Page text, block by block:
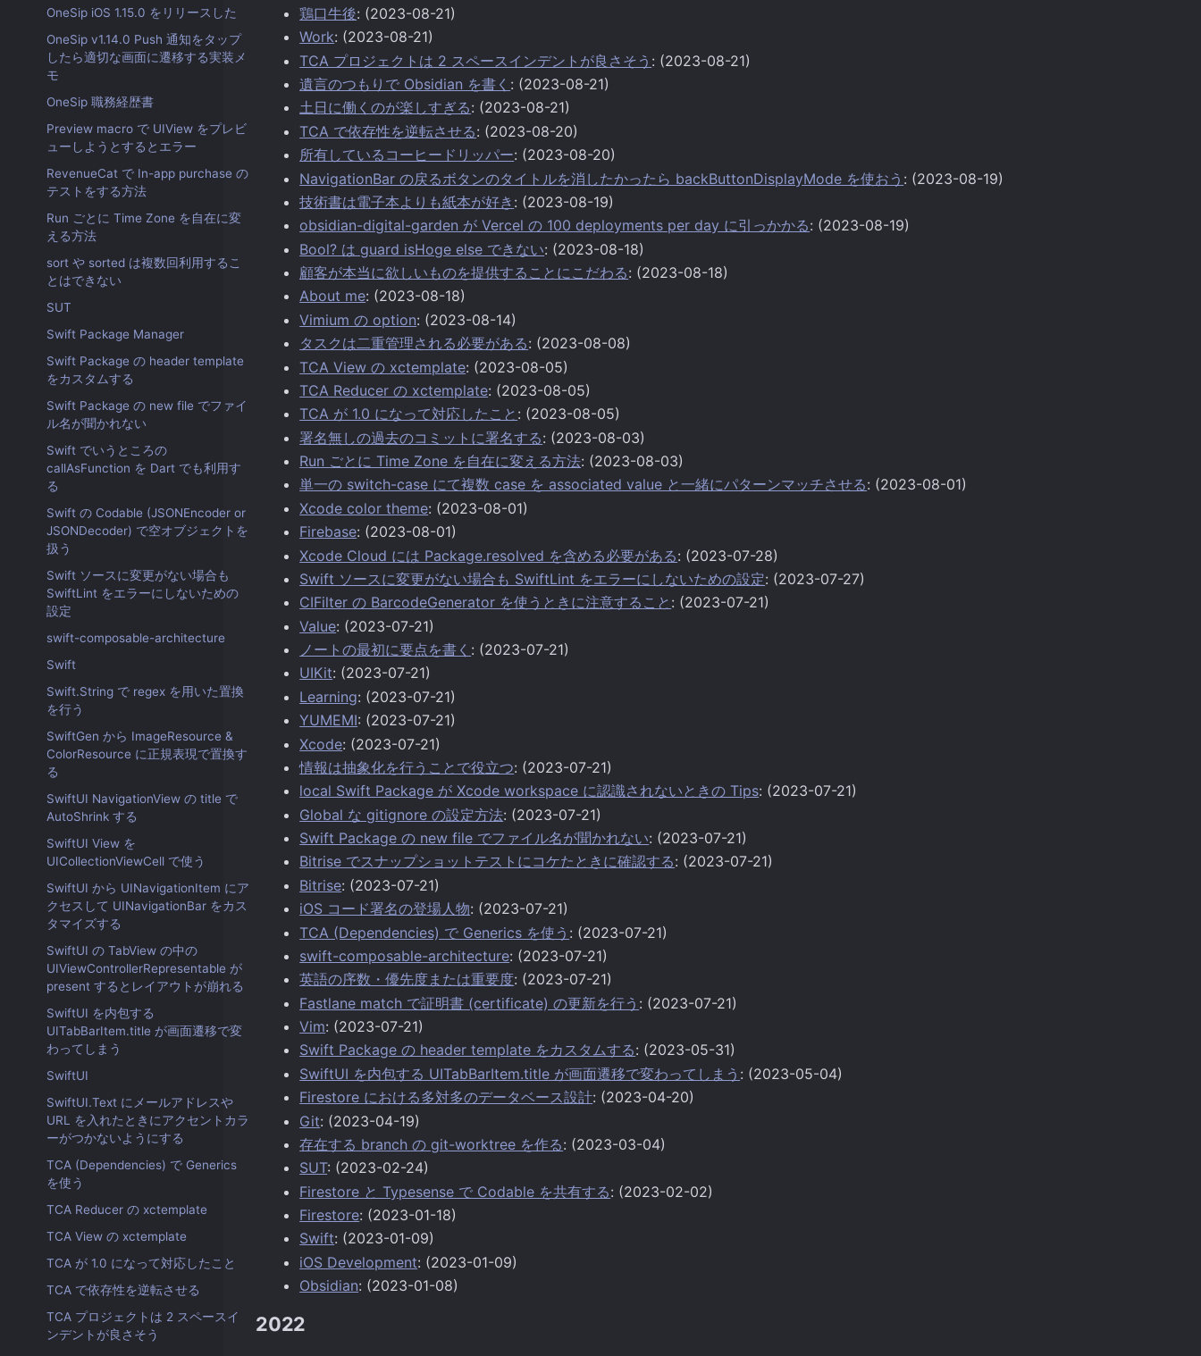
OneSip iOS 1.15.0 をリリースした
OneSip v1.14.0 Push 通知をタップ
したら適切な画面に遷移する実装メ
モ
OneSip 職務経歴書
Preview macro で UIView をプレビ
ューしようとするとエラー
RevenueCat で In-app purchase の
テストをする方法
Run ごとに Time Zone を自在に変
える方法
sort や sorted は複数回利用するこ
とはできない
SUT
Swift Package Manager
Swift Package の header template
をカスタムする
Swift Package の new file でファイ
ル名が聞かれない
Swift でいうところの
callAsFunction を Dart でも利用す
る
Swift の Codable (JSONEncoder or
JSONDecoder) で空オブジェクトを
扱う
Swift ソースに変更がない場合も
SwiftLint をエラーにしないための
設定
swift-composable-architecture
Swift
Swift.String で regex を用いた置換
を行う
SwiftGen から ImageResource &
ColorResource に正規表現で置換す
る
SwiftUI NavigationView の title で
AutoShrink する
SwiftUI View を
UICollectionViewCell で使う
SwiftUI から UINavigationItem にア
クセスして UINavigationBar をカス
タマイズする
SwiftUI の TabView の中の
UIViewControllerRepresentable が
present するとレイアウトが崩れる
SwiftUI を内包する
UITabBarItem.title が画面遷移で変
わってしまう
SwiftUI
SwiftUI.Text にメールアドレスや
URL を入れたときにアクセントカラ
ーがつかないようにする
TCA (Dependencies) で Generics
を使う
TCA Reducer の xctemplate
TCA View の xctemplate
TCA が 1.0 になって対応したこと
TCA で依存性を逆転させる
TCA プロジェクトは 2 スペースイ
ンデントが良さそう
鶏口牛後: (2023-08-21)
Work: (2023-08-21)
TCA プロジェクトは 2 スペースインデントが良さそう : (2023-08-21)
遺言のつもりで Obsidian を書く : (2023-08-21)
土日に働くのが楽しすぎる: (2023-08-21)
TCA で依存性を逆転させる: (2023-08-20)
所有しているコーヒードリッパー: (2023-08-20)
NavigationBar の戻るボタンのタイトルを消したかったら backButtonDisplayMode を使おう : (2023-08-19)
技術書は電子本よりも紙本が好き : (2023-08-19)
obsidian-digital-garden が Vercel の 100 deployments per day に引っかかる: (2023-08-19)
Bool? は guard isHoge else できない: (2023-08-18)
顧客が本当に欲しいものを提供することにこだわる: (2023-08-18)
About me: (2023-08-18)
Vimium の option: (2023-08-14)
タスクは二重管理される必要がある: (2023-08-08)
TCA View の xctemplate: (2023-08-05)
TCA Reducer の xctemplate: (2023-08-05)
TCA が 1.0 になって対応したこと : (2023-08-05)
署名無しの過去のコミットに署名する: (2023-08-03)
Run ごとに Time Zone を自在に変える方法: (2023-08-03)
単一の switch-case にて複数 case を associated value と一緒にパターンマッチさせる: (2023-08-01)
Xcode color theme: (2023-08-01)
Firebase: (2023-08-01)
Xcode Cloud には Package.resolved を含める必要がある: (2023-07-28)
Swift ソースに変更がない場合も SwiftLint をエラーにしないための設定: (2023-07-27)
CIFilter の BarcodeGenerator を使うときに注意すること : (2023-07-21)
Value: (2023-07-21)
ノートの最初に要点を書く : (2023-07-21)
UIKit: (2023-07-21)
Learning: (2023-07-21)
YUMEMI: (2023-07-21)
Xcode: (2023-07-21)
情報は抽象化を行うことで役立つ: (2023-07-21)
local Swift Package が Xcode workspace に認識されないときの Tips: (2023-07-21)
Global な gitignore の設定方法: (2023-07-21)
Swift Package の new file でファイル名が聞かれない: (2023-07-21)
Bitrise でスナップショットテストにコケたときに確認する: (2023-07-21)
Bitrise: (2023-07-21)
iOS コード署名の登場人物: (2023-07-21)
TCA (Dependencies) で Generics を使う : (2023-07-21)
swift-composable-architecture: (2023-07-21)
英語の序数・優先度または重要度: (2023-07-21)
Fastlane match で証明書 (certificate) の更新を行う : (2023-07-21)
Vim: (2023-07-21)
Swift Package の header template をカスタムする: (2023-05-31)
SwiftUI を内包する UITabBarItem.title が画面遷移で変わってしまう : (2023-05-04)
Firestore における多対多のデータベース設計: (2023-04-20)
Git: (2023-04-19)
存在する branch の git-worktree を作る: (2023-03-04)
SUT: (2023-02-24)
Firestore と Typesense で Codable を共有する: (2023-02-02)
Firestore: (2023-01-18)
Swift: (2023-01-09)
iOS Development: (2023-01-09)
Obsidian: (2023-01-08)
2022